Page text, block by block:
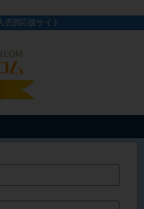
売買応援サイト